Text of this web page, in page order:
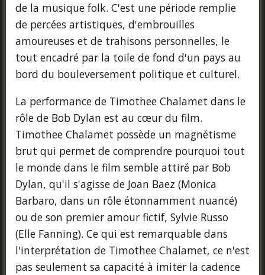
de la musique folk. C'est une période remplie
de percées artistiques, d'embrouilles
amoureuses et de trahisons personnelles, le
tout encadré par la toile de fond d'un pays au
bord du bouleversement politique et culturel.
La performance de Timothee Chalamet dans le
rôle de Bob Dylan est au cœur du film.
Timothee Chalamet possède un magnétisme
brut qui permet de comprendre pourquoi tout
le monde dans le film semble attiré par Bob
Dylan, qu'il s'agisse de Joan Baez (Monica
Barbaro, dans un rôle étonnamment nuancé)
ou de son premier amour fictif, Sylvie Russo
(Elle Fanning). Ce qui est remarquable dans
l'interprétation de Timothee Chalamet, ce n'est
pas seulement sa capacité à imiter la cadence